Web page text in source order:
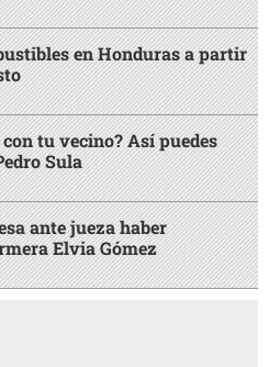
en Honduras a partir
tu vecino? Así puedes
Sula
ante jueza haber
Elvia Gómez